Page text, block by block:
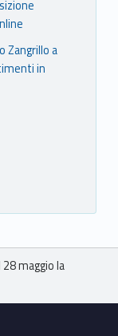
Zangrillo a
in
28 maggio la